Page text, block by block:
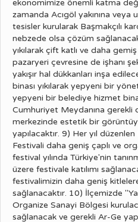
ekonomimize önemli katma
zamanda Acıgöl yakınına
tesisler kurularak Başmakçılı
nebzede olsa çözüm
yıkılarak çift katlı ve daha
pazaryeri çevresine de işhanı
yakışır hal dükkanları inşa
binası yıkılarak yepyeni bir
yepyeni bir belediye hizmet
Cumhuriyet Meydanına gerekli
merkezinde estetik bir
yapılacaktır. 9) Her yıl
Festivali daha geniş çaplı ve
festival yılında Türkiye'nin
üzere festivale katılımı
festivalimizin daha geniş
sağlanacaktır. 10) İlçemizde
Organize Sanayi Bölgesi
sağlanacak ve gerekli Ar-Ge